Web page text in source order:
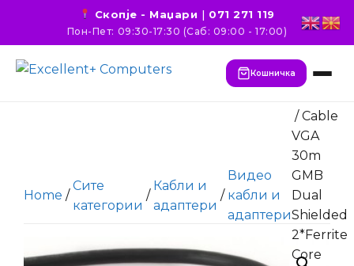
Скопје - Маџари | 071 271 119
Пон-Пет: 09:30-17:30 (Саб: 09:00 - 17:00)
Кошничка
Home /
Сите
категории
/
Кабли и
адаптери
/
Видео
кабли и
адаптери
/ Cable
VGA
30m
GMB
Dual
Shielded
2*Ferrite
Core